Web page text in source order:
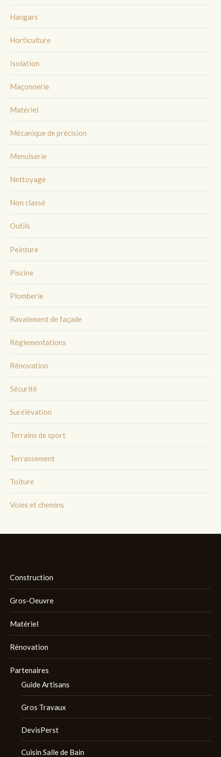
Hangars
Horticulture
Isolation
Maçonnerie
Matériel
Mécanique de précision
Menuiserie
Nettoyage
Non classé
Outils
Peinture
Piscine
Plomberie
Ravalement de façade
Règlementations
Rénovation
Sécurité
Surélévation
Terrains de sport
Terrassement
Toiture
Voies et chemins
Construction
Gros-Oeuvre
Matériel
Rénovation
Partenaires
Guide Artisans
Gros Travaux
DevisPerst
Cuisin Salle de Bain